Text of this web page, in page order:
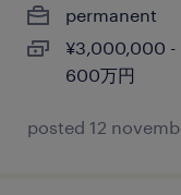
permanent
¥3,000,000 -
600万円
posted 12